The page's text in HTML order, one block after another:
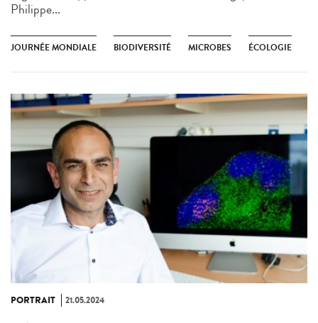
Philippe...
JOURNÉE MONDIALE BIODIVERSITÉ MICROBES ÉCOLOGIE
PORTRAIT 21.05.2024